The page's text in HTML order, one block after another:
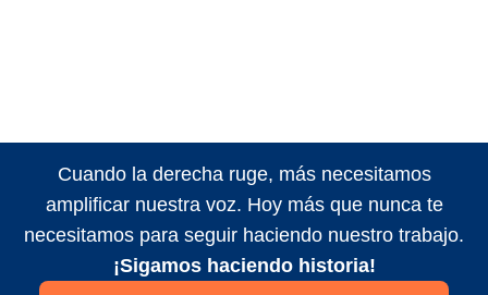
Cuando la derecha ruge, más necesitamos
amplificar nuestra voz. Hoy más que nunca te
necesitamos para seguir haciendo nuestro trabajo.
¡Sigamos haciendo historia!